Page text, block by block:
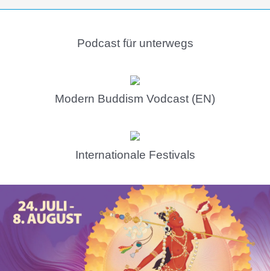
Podcast für unterwegs
Modern Buddism Vodcast (EN)
Internationale Festivals